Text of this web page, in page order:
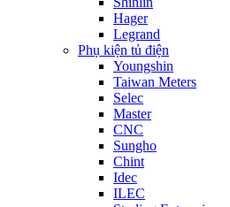
Hager
Legrand
Phụ kiện tủ điện
Youngshin
Taiwan Meters
Selec
Master
CNC
Sungho
Chint
Idec
ILEC